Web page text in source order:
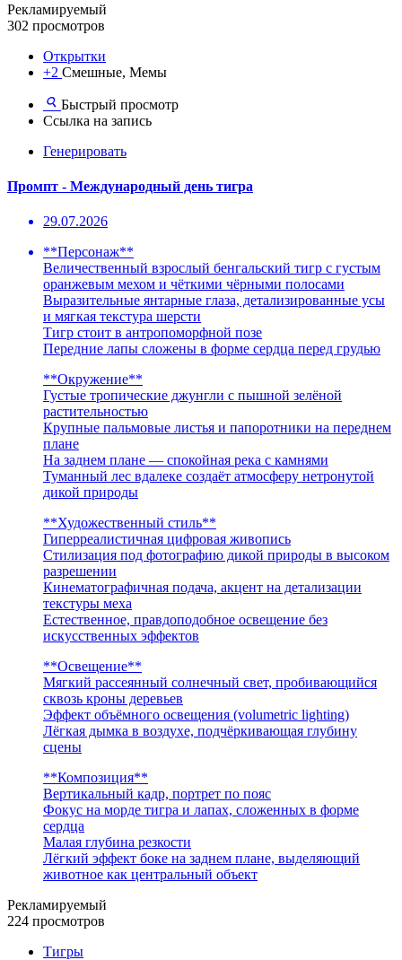
Рекламируемый
302 просмотров
Открытки
+2 Смешные, Мемы
Быстрый просмотр
Ссылка на запись
Генерировать
Промпт - Международный день тигра
29.07.2026
**Персонаж**
Величественный взрослый бенгальский тигр с густым
оранжевым мехом и чёткими чёрными полосами
Выразительные янтарные глаза, детализированные усы
и мягкая текстура шерсти
Тигр стоит в антропоморфной позе
Передние лапы сложены в форме сердца перед грудью
**Окружение**
Густые тропические джунгли с пышной зелёной
растительностью
Крупные пальмовые листья и папоротники на переднем
плане
На заднем плане — спокойная река с камнями
Туманный лес вдалеке создаёт атмосферу нетронутой
дикой природы
**Художественный стиль**
Гиперреалистичная цифровая живопись
Стилизация под фотографию дикой природы в высоком
разрешении
Кинематографичная подача, акцент на детализации
текстуры меха
Естественное, правдоподобное освещение без
искусственных эффектов
**Освещение**
Мягкий рассеянный солнечный свет, пробивающийся
сквозь кроны деревьев
Эффект объёмного освещения (volumetric lighting)
Лёгкая дымка в воздухе, подчёркивающая глубину
сцены
**Композиция**
Вертикальный кадр, портрет по пояс
Фокус на морде тигра и лапах, сложенных в форме
сердца
Малая глубина резкости
Лёгкий эффект боке на заднем плане, выделяющий
животное как центральный объект
Рекламируемый
224 просмотров
Тигры